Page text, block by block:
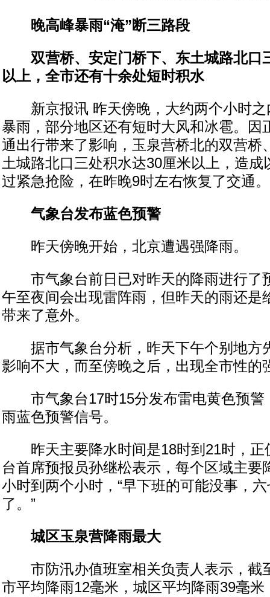
晚高峰暴雨“淹”断三路段
双营桥、安定门桥下、东土城路北口
以上，全市还有十余处短时积水
新京报讯 昨天傍晚，大约两个小时之
暴雨，部分地区还有短时大风和冰雹。因
通出行带来了影响，玉泉营桥北的双营桥
土城路北口三处积水达30厘米以上，造成
过紧急抢险，在昨晚9时左右恢复了交通。
气象台发布蓝色预警
昨天傍晚开始，北京遭遇强降雨。
市气象台前日已对昨天的降雨进行了
午至夜间会出现雷阵雨，但昨天的雨还是
带来了意外。
据市气象台分析，昨天下午个别地方
影响不大，而至傍晚之后，出现全市性的
市气象台17时15分发布雷电黄色预警
雨蓝色预警信号。
昨天主要降水时间是18时到21时，正
台首席预报员孙继松表示，每个区域主要
小时到两个小时，“早下班的可能没事，
了。”
城区玉泉营降雨最大
市防汛办值班室相关负责人表示，截
市平均降雨12毫米，城区平均降雨39毫